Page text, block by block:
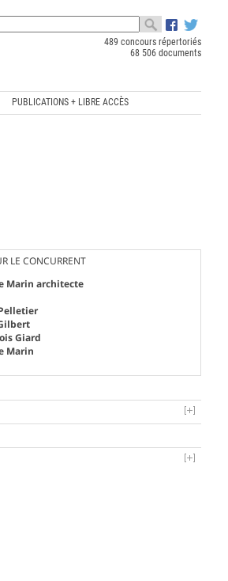
489 concours répertoriés
68 506 documents
PUBLICATIONS + LIBRE ACCÈS
LE CONCURRENT
Marin architecte
Giard
Marin